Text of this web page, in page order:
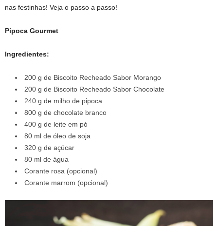
nas festinhas! Veja o passo a passo!
Pipoca Gourmet
Ingredientes:
200 g de Biscoito Recheado Sabor Morango
200 g de Biscoito Recheado Sabor Chocolate
240 g de milho de pipoca
800 g de chocolate branco
400 g de leite em pó
80 ml de óleo de soja
320 g de açúcar
80 ml de água
Corante rosa (opcional)
Corante marrom (opcional)